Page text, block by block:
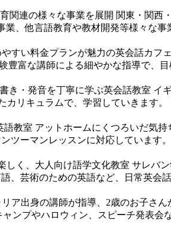
関連の様々な事業を展開 関東・関西
、他言語教育や教材開発等様々な事
すい料金プランが魅力の英会話カフェ
富な講師による細やかな指導で、
き・発音を丁寧に学ぶ英会話教室 イ
カリキュラムで、学習していきます
語教室 アットホームにくつろいだ気
ツーマンレッスンに対応しています
しく、大人向け語学文化教室 サレバ
、芸術のための英語など、日常英会
ア出身の講師が指導、2歳のお子さん
ンプやハロウィン、スピーチ発表会